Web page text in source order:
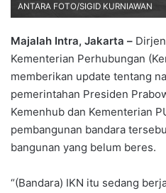
ANTARA FOTO/SIGID KURNIAWAN
Majalah Intra, Jakarta –
Kementerian Perhubungan
memberikan update tentang
pemerintahan Presiden
Kemenhub dan Kementerian
pembangunan bandara
bangunan yang belum beres.
“(Bandara) IKN itu sedang